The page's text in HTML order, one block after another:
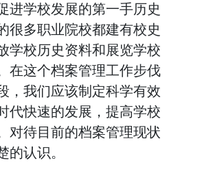
进学校发展的第一手历史
很多职业院校都建有校史
学校历史资料和展览学校
在这个档案管理工作步伐
，我们应该制定科学有效
代快速的发展，提高学校
对待目前的档案管理现状
认识。